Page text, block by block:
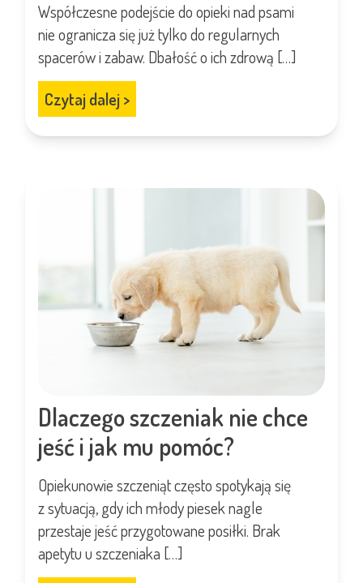
Współczesne podejście do opieki nad psami
nie ogranicza się już tylko do regularnych
spacerów i zabaw. Dbałość o ich zdrową […]
Czytaj dalej >
Dlaczego szczeniak nie chce
jeść i jak mu pomóc?
Opiekunowie szczeniąt często spotykają się
z sytuacją, gdy ich młody piesek nagle
przestaje jeść przygotowane posiłki. Brak
apetytu u szczeniaka […]